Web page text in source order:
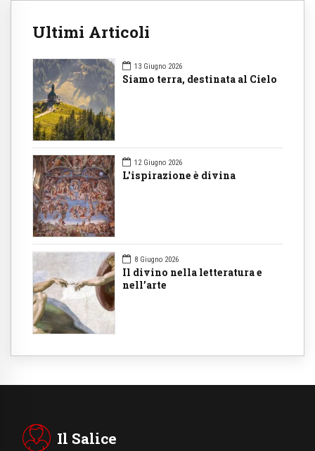
Ultimi Articoli
13 Giugno 2026
Siamo terra, destinata al Cielo
12 Giugno 2026
L'ispirazione è divina
8 Giugno 2026
Il divino nella letteratura e
nell’arte
Il Salice